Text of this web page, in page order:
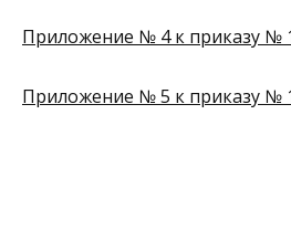
Приложение № 4 к приказу №
Приложение № 5 к приказу №